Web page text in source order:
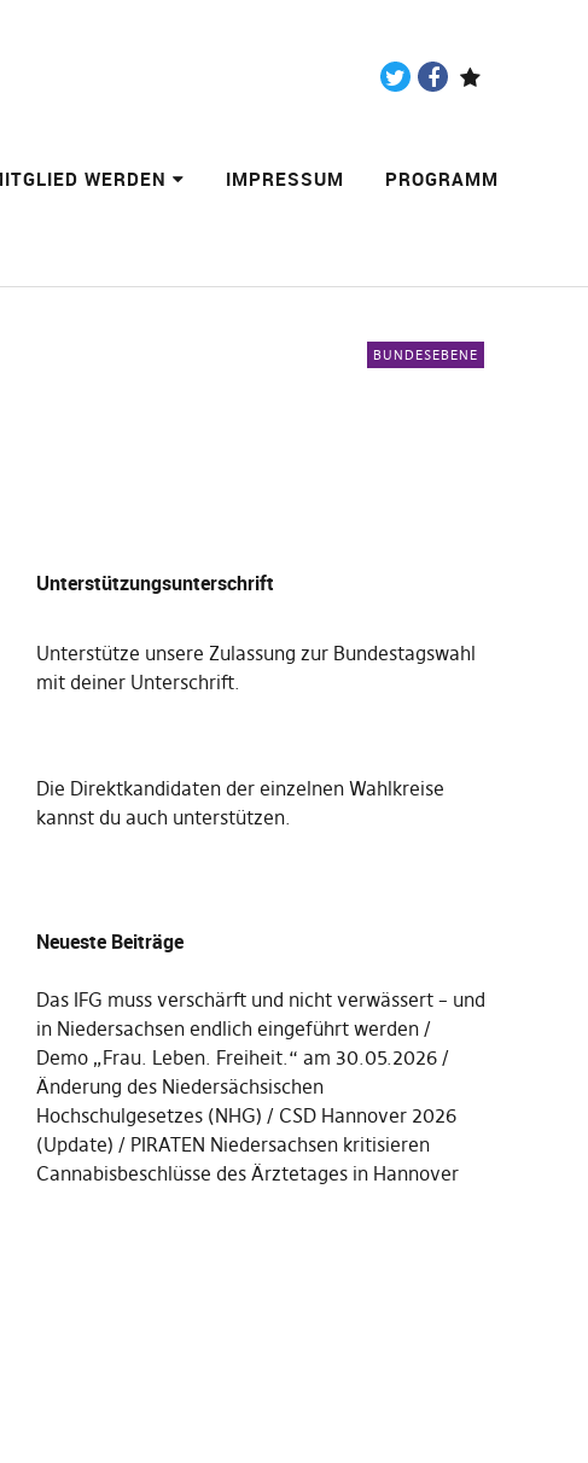
WERDEN IMPRESSUM PROGRAMM
BUNDESEBENE
Unterstützungsunterschrift
Unterstütze unsere Zulassung zur Bundestagswahl
mit deiner Unterschrift.
Die Direktkandidaten der einzelnen Wahlkreise
kannst du auch unterstützen.
Neueste Beiträge
Das IFG muss verschärft und nicht verwässert – und
in Niedersachsen endlich eingeführt werden
Demo „Frau. Leben. Freiheit.“ am 30.05.2026
Änderung des Niedersächsischen
Hochschulgesetzes (NHG)
CSD Hannover 2026
(Update)
PIRATEN Niedersachsen kritisieren
Cannabisbeschlüsse des Ärztetages in Hannover